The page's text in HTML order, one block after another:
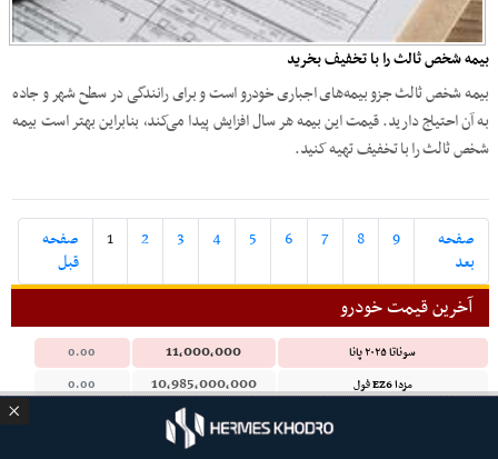
بیمه شخص ثالث را با تخفیف بخرید
بیمه شخص ثالث جزو بیمه‌های اجباری خودرو است و برای رانندگی در سطح شهر و جاده
به آن احتیاج دارید. قیمت این بیمه هر سال افزایش پیدا می‌کند، بنابراین بهتر است بیمه
شخص ثالث را با تخفیف تهیه کنید.
صفحه
قبل
1 2 3 4 5 6 7 8 9
صفحه
بعد
آخرین قیمت خودرو
سوناتا ۲۰۲۵ پانا 11,000,000
0.00
مزدا EZ6 فول
10,985,000,000
0.00
8,720,000,000
7,450,000,000